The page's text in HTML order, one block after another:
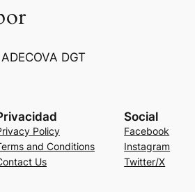
ADECOVA DGT
Policy
and Conditions
Us
Social
Facebook
Instagram
Twitter/X